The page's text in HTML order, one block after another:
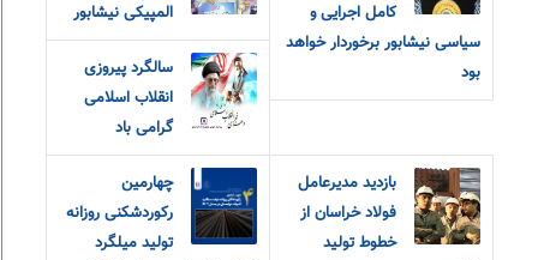
کامل اجرایی و
سیاسی نیشابور برخوردار خواهد
بود
المپیکی نیشابور
سالگرد پیروزی
انقلاب اسلامی
گرامی باد
بازدید مدیرعامل
فولاد خراسان از
خطوط تولید
چهارمین
رکوردشکنی روزانه
تولید میلگرد